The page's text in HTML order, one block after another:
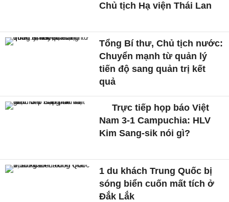
Chủ tịch Hạ viện Thái Lan
Tổng Bí thư, Chủ tịch nước:
Chuyển mạnh từ quản lý
tiến độ sang quản trị kết
quả
Trực tiếp họp báo Việt
Nam 3-1 Campuchia: HLV
Kim Sang-sik nói gì?
1 du khách Trung Quốc bị
sóng biển cuốn mất tích ở
Đắk Lắk